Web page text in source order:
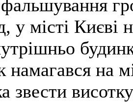
у місті Києві
намагався на
звести